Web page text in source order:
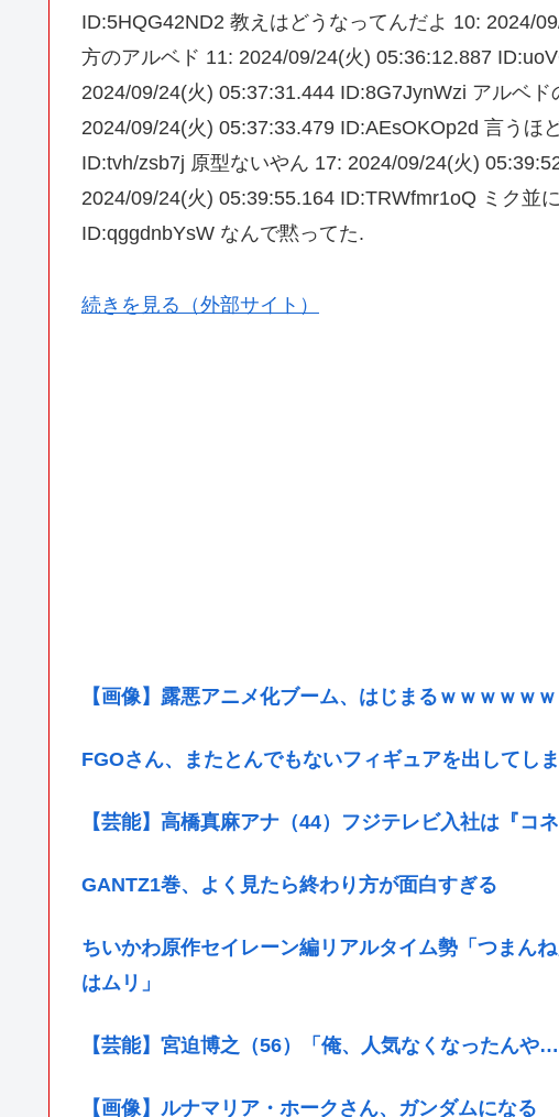
ID:5HQG42ND2 教えはどうなってんだよ 10: 2024/
方のアルベド 11: 2024/09/24(火) 05:36:12.887
2024/09/24(火) 05:37:31.444 ID:8G7JynWzi アルベ
2024/09/24(火) 05:37:33.479 ID:AEsOKOp2d 言うほ
ID:tvh/zsb7j 原型ないやん 17: 2024/09/24(火)
2024/09/24(火) 05:39:55.164 ID:TRWfmr1oQ ミク並
ID:qggdnbYsW なんで黙ってた.
続きを見る（外部サイト）
【画像】露悪アニメ化ブーム、はじまるｗｗｗｗｗｗ
FGOさん、またとんでもないフィギュアを出してし
【芸能】高橋真麻アナ（44）フジテレビ入社は『コ
GANTZ1巻、よく見たら終わり方が面白すぎる
ちいかわ原作セイレーン編リアルタイム勢「つまん
はムリ」
【芸能】宮迫博之（56）「俺、人気なくなったんや
【画像】ルナマリア・ホークさん、ガンダムになる